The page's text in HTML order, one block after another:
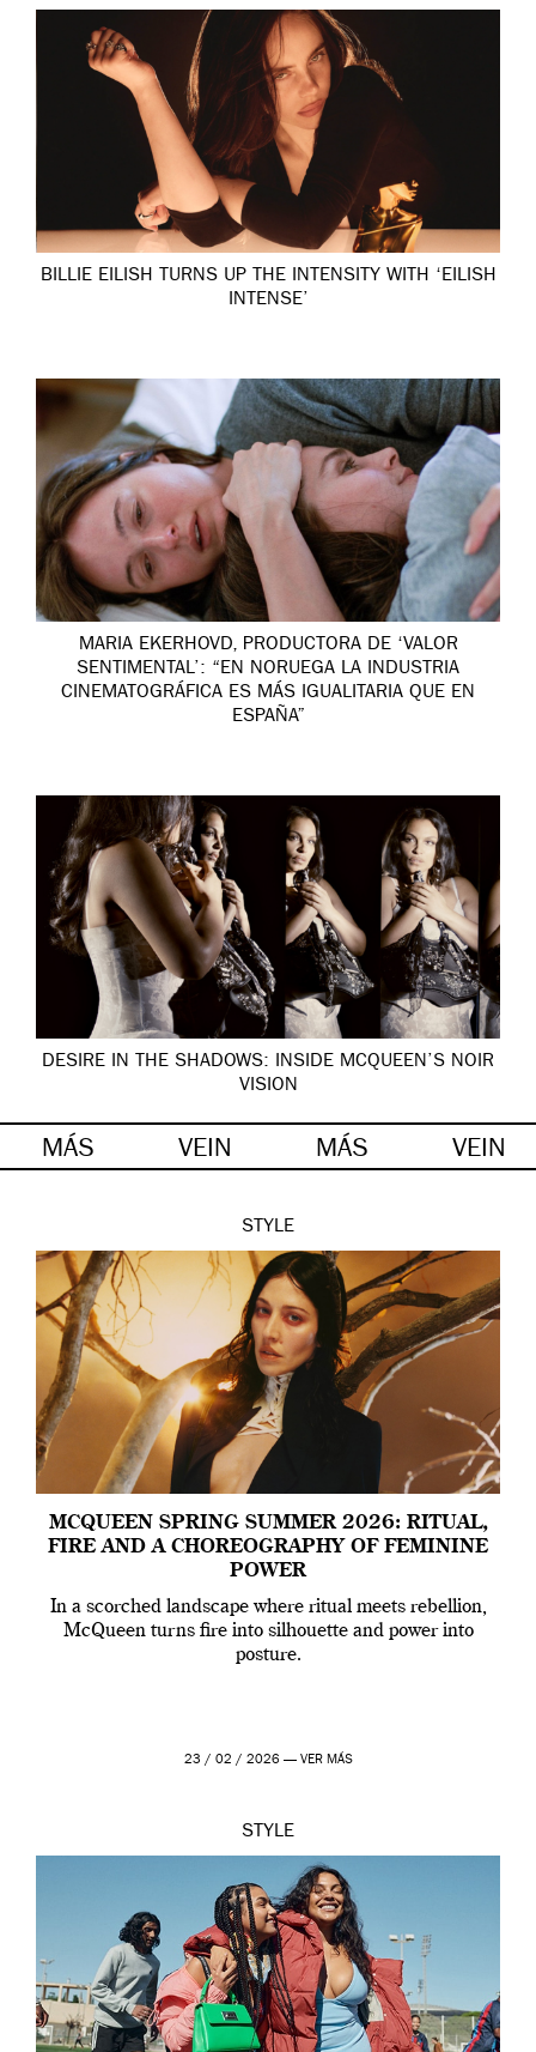
BILLIE EILISH TURNS UP THE INTENSITY WITH ‘EILISH
INTENSE’
MARIA EKERHOVD, PRODUCTORA DE ‘VALOR
SENTIMENTAL’: “EN NORUEGA LA INDUSTRIA
CINEMATOGRÁFICA ES MÁS IGUALITARIA QUE EN
ESPAÑA”
DESIRE IN THE SHADOWS: INSIDE MCQUEEN’S NOIR
VISION
MÁS VEIN MÁS VEIN
STYLE
MCQUEEN SPRING SUMMER 2026: RITUAL,
FIRE AND A CHOREOGRAPHY OF FEMININE
POWER
In a scorched landscape where ritual meets rebellion,
McQueen turns fire into silhouette and power into
posture.
23 / 02 / 2026 — VER MÁS
STYLE